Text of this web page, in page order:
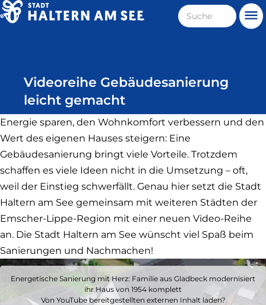
Direkt
zum
Suche
Videoreihe Gebäudesanierung
leicht gemacht
Energie sparen, den Wohnkomfort verbessern und den
Wert des eigenen Hauses steigern: Eine
Gebäudesanierung bringt viele Vorteile. Trotzdem
schaffen es viele Ideen nicht in die Umsetzung – oft,
weil der Einstieg schwerfällt. Genau hier setzt die Stadt
Haltern am See gemeinsam mit weiteren Städten der
Emscher-Lippe-Region mit einer neuen Video-Reihe
an. Die Stadt Haltern am See wünscht viel Spaß beim
Sanierungen und Nachmachen!
Energetische Sanierung mit Herz: Familie aus Gladbeck modernisiert
ihr Haus von 1954 komplett
Von YouTubebereitgestellten externen Inhalt laden?